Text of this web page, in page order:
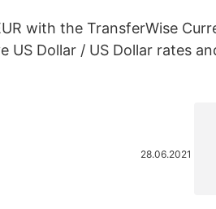
with the TransferWise
US Dollar / US Dollar rates
28.06.2021